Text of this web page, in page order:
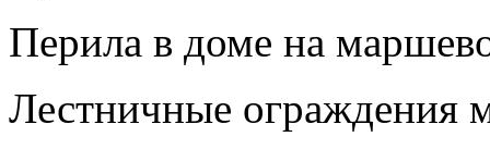
Перила в доме на
Лестничные ограждения